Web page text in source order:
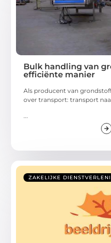
Bulk handling van
efficiënte manier
Als producent van
over transport: transport
...
ZAKELIJKE